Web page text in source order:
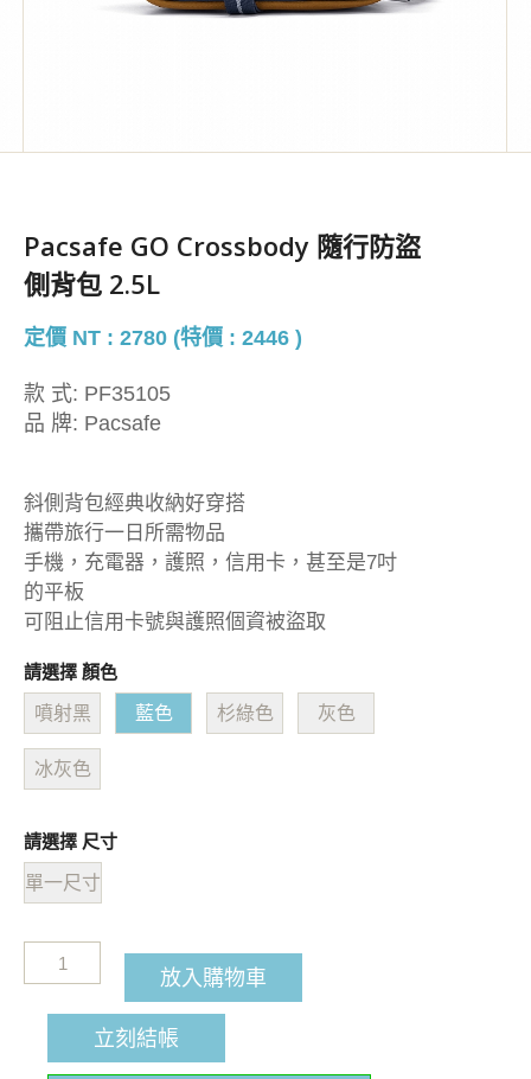
Pacsafe GO Crossbody 隨行防盜
側背包 2.5L
定價 NT : 2780 (特價 : 2446 )
款 式: PF35105
品 牌: Pacsafe
斜側背包經典收納好穿搭
攜帶旅行一日所需物品
手機，充電器，護照，信用卡，甚至是7吋
的平板
可阻止信用卡號與護照個資被盜取
請選擇 顏色
噴射黑 藍色 杉綠色 灰色
冰灰色
請選擇 尺寸
單一尺寸
放入購物車
立刻結帳